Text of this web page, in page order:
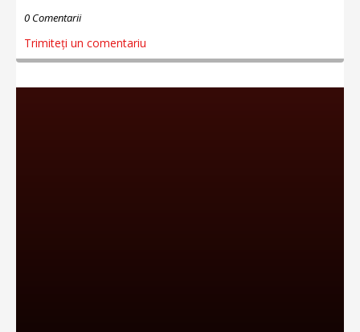
0 Comentarii
Trimiteți un comentariu